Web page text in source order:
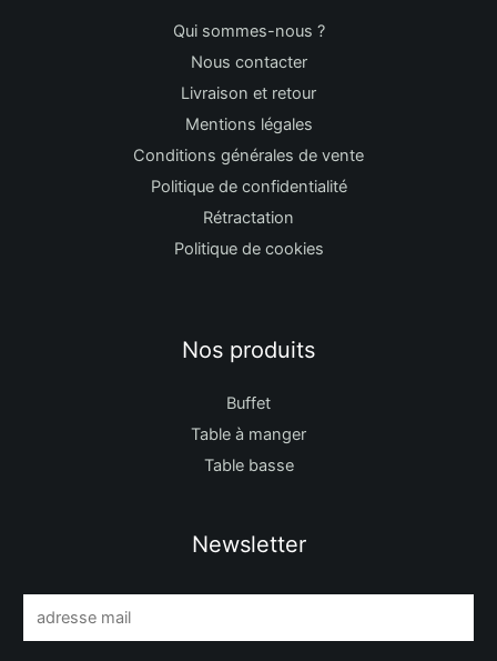
Qui sommes-nous ?
Nous contacter
Livraison et retour
Mentions légales
Conditions générales de vente
Politique de confidentialité
Rétractation
Politique de cookies
Nos produits
Buffet
Table à manger
Table basse
Newsletter
m